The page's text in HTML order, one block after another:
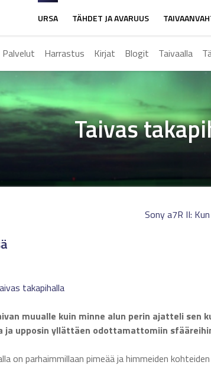
URSA TÄHDET JA AVARUUS
Palvelut Harrastus Kirjat Blogit Taivaalla
Taivas
Sony a7R II:
takapihalla
muualle kuin minne alun perin ajatteli sen
ja upposin yllättäen odottamattomiin
on parhaimmillaan pimeää ja himmeiden